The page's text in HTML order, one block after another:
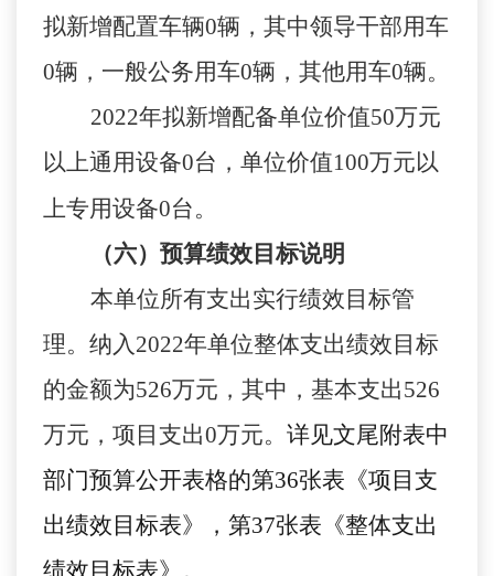
拟新增配置车辆0辆 ，其中领导干部用车
0辆，一般公务用车0辆，其他用车0辆。
2022年拟新增配备单位价值50万元
以上通用设备0台， 单位价值100万元以
上专用设备0台。
（六）预算绩效目标说明
本单位所有支出实行绩效目标管
理。纳入 2022年单位整体支出绩效目标
的金额为526万元，其中，基本支出526
万元，项目支出0万元。 详见文尾附表中
部门预算公开表格的第36张表《项目支
出绩效目标表》，第37张表《整体支出
绩效目标表》。